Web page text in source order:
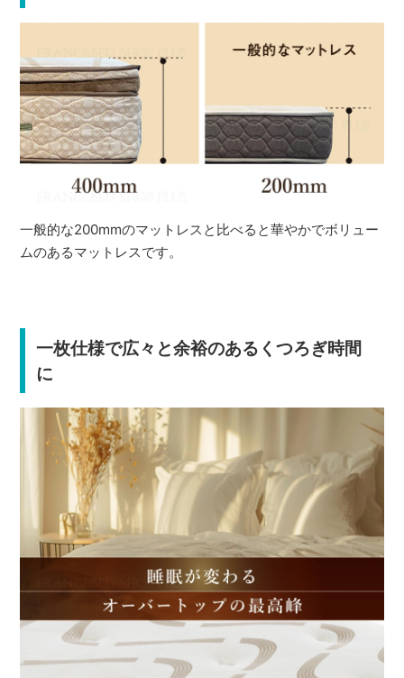
一般的な200mmのマットレスと比べると華やかでボリュー
ムのあるマットレスです。
一枚仕様で広々と余裕のあるくつろぎ時間
に